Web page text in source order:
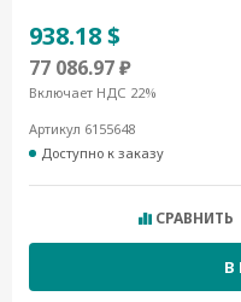
938.18 $
77 086.97 ₽
Включает НДС 22%
Артикул 6155648
Доступно к заказу
СРАВНИТЬ
В